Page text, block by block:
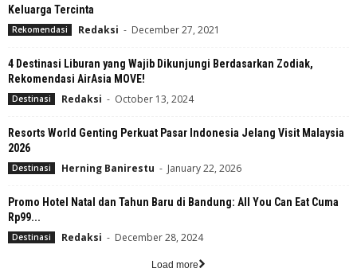
Keluarga Tercinta
Rekomendasi Redaksi - December 27, 2021
4 Destinasi Liburan yang Wajib Dikunjungi Berdasarkan Zodiak,
Rekomendasi AirAsia MOVE!
Destinasi Redaksi - October 13, 2024
Resorts World Genting Perkuat Pasar Indonesia Jelang Visit Malaysia
2026
Destinasi Herning Banirestu - January 22, 2026
Promo Hotel Natal dan Tahun Baru di Bandung: All You Can Eat Cuma
Rp99...
Destinasi Redaksi - December 28, 2024
Load more